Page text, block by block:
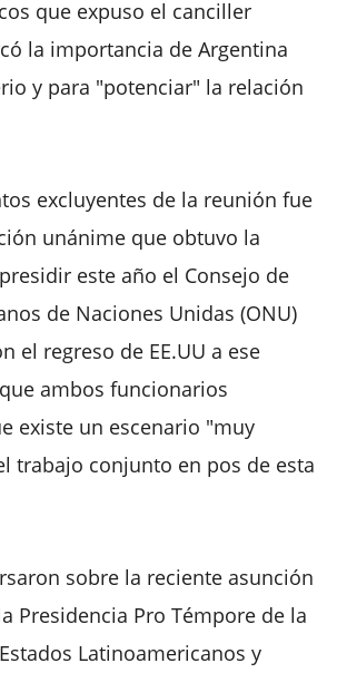
que expuso el canciller
la importancia de Argentina
y para "potenciar" la relación
excluyentes de la reunión fue
unánime que obtuvo la
este año el Consejo de
de Naciones Unidas (ONU)
el regreso de EE.UU a ese
ambos funcionarios
existe un escenario "muy
trabajo conjunto en pos de esta
sobre la reciente asunción
Presidencia Pro Témpore de la
Latinoamericanos y